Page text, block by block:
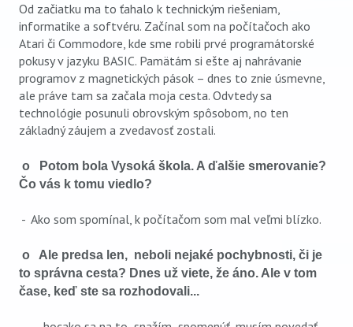
Od začiatku ma to ťahalo k technickým riešeniam,
informatike a softvéru. Začínal som na počítačoch ako
Atari či Commodore, kde sme robili prvé programátorské
pokusy v jazyku BASIC. Pamätám si ešte aj nahrávanie
programov z magnetických pások – dnes to znie úsmevne,
ale práve tam sa začala moja cesta. Odvtedy sa
technológie posunuli obrovským spôsobom, no ten
základný záujem a zvedavosť zostali.
o Potom bola Vysoká škola. A ďalšie smerovanie?
Čo vás k tomu viedlo?
- Ako som spomínal, k počítačom som mal veľmi blízko.
o Ale predsa len, neboli nejaké pochybnosti, či je
to správna cesta? Dnes už viete, že áno. Ale v tom
čase, keď ste sa rozhodovali...